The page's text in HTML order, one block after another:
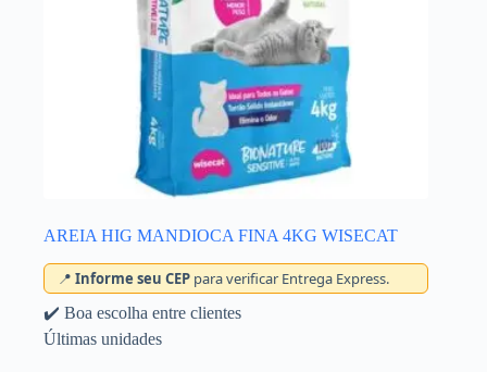
AREIA HIG MANDIOCA FINA 4KG WISECAT
📍 Informe seu CEP para verificar Entrega Express.
✔️ Boa escolha entre clientes
Últimas unidades